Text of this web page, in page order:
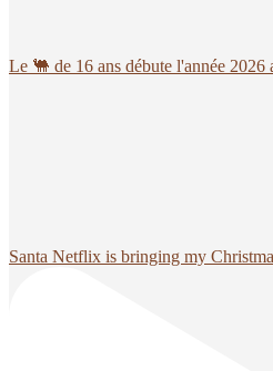
Le 🐫 de 16 ans débute l'année 2026
Santa Netflix is bringing my